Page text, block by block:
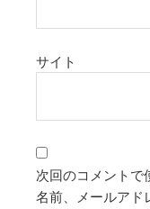
サイト
次回のコメントで
名前、メールアド